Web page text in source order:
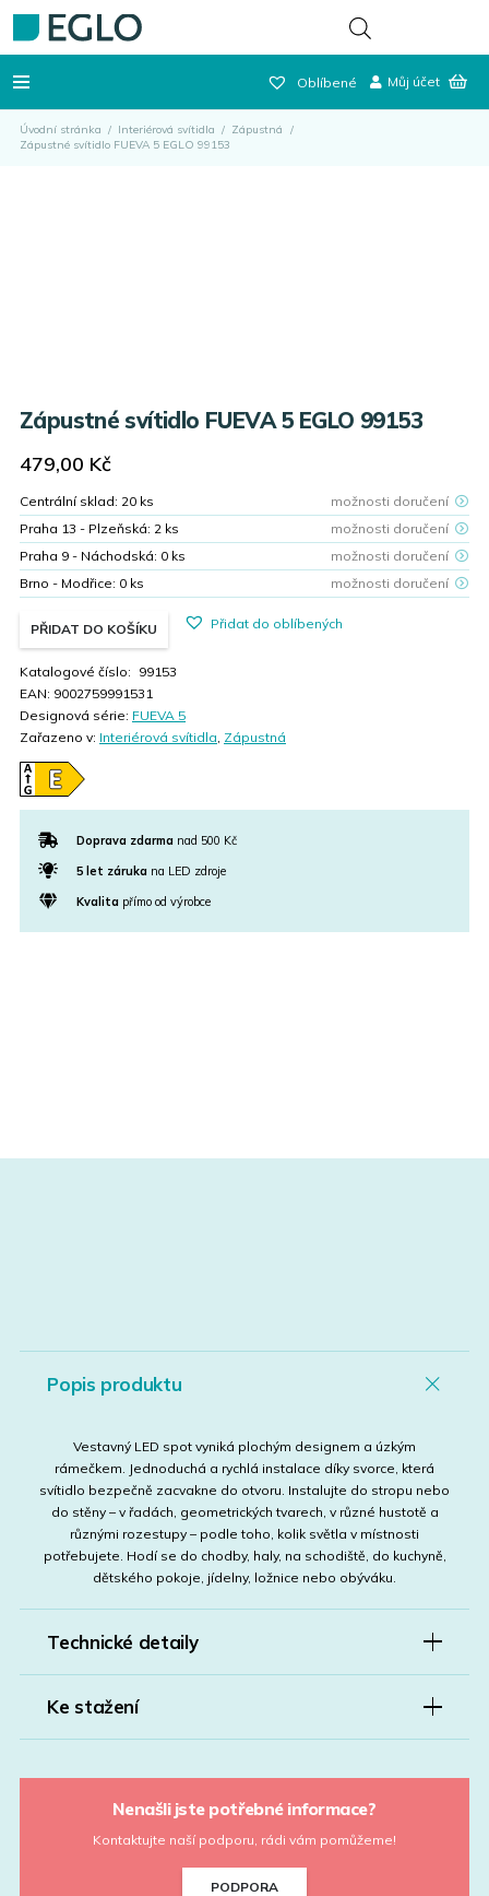
Oblíbené Můj účet
Úvodní stránka / Interiérová svítidla / Zápustná
/
Zápustné svítidlo FUEVA 5 EGLO 99153
Zápustné svítidlo FUEVA 5 EGLO 99153
479,00 Kč
Centrální sklad: 20 ks
možnosti doručení
Praha 13 - Plzeňská: 2 ks
možnosti doručení
Praha 9 - Náchodská: 0 ks
možnosti doručení
Brno - Modřice: 0 ks možnosti doručení
PŘIDAT DO KOŠÍKU Přidat do oblíbených
Katalogové číslo: 99153
EAN: 9002759991531
Designová série: FUEVA 5
Zařazeno v: Interiérová svítidla Zápustná
Doprava zdarma nad 500 Kč
5 let zárukana LED zdroje
Kvalitapřímo od výrobce
Popis produktu
Vestavný LED spot vyniká plochým designem a úzkým
rámečkem. Jednoduchá a rychlá instalace díky svorce, která
svítidlo bezpečně zacvakne do otvoru. Instalujte do stropu nebo
do stěny – v řadách, geometrických tvarech, v různé hustotě a
různými rozestupy – podle toho, kolik světla v místnosti
potřebujete. Hodí se do chodby, haly, na schodiště, do kuchyně,
dětského pokoje, jídelny, ložnice nebo obýváku.
Technické detaily
Ke stažení
Nenašli jste potřebné informace?
Kontaktujte naší podporu, rádi vám pomůžeme!
PODPORA